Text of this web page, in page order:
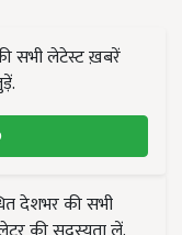
सभी लेटेस्ट ख़बरें
देशभर की सभी